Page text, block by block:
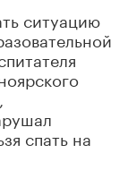
ситуацию
спать на